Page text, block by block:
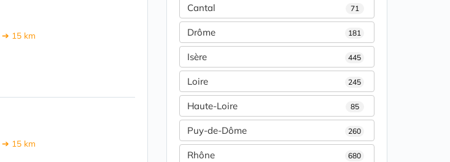
➔ 15 km
➔ 15 km
Cantal 71
Drôme 181
Isère 445
Loire 245
Haute-Loire 85
Puy-de-Dôme 260
Rhône 680